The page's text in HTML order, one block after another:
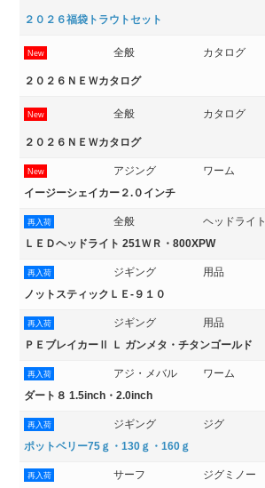
２０２６福袋トラウトセット
New 全般 カタログ
２０２６ＮＥＷカタログ
New 全般 カタログ
２０２６ＮＥＷカタログ
New アジング ワーム
イージーシェイカー２.０インチ
再入荷 全般 ヘッドライト
ＬＥＤヘッドライト 251ＷＲ・800XPW
再入荷 ジギング 用品
ノットスティックＬＥ‐９１０
再入荷 ジギング 用品
ＰＥブレイカーⅡ Ｌ ガンメタ・チタンゴールド
再入荷 アジ・メバル ワーム
ダート８ 1.5inch・2.0inch
再入荷 ジギング ジグ
ポットベリー75ｇ・130ｇ・160ｇ
再入荷 サーフ ジグミノー